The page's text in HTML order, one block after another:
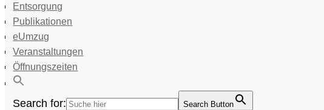
Entsorgung
Publikationen
eUmzug
Veranstaltungen
Öffnungszeiten
Search for: Search Button